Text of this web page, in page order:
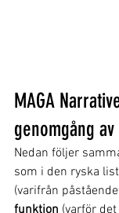
MAGA
genomgång
Nedan följer
som i den ryska
(varifrån
funktion (varför